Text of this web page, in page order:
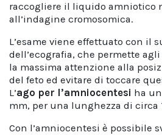
raccogliere il liquido amniotico
all’indagine cromosomica.
L’esame viene effettuato con il
dell’ecografia, che permette
la massima attenzione alla
del feto ed evitare di toccare
L’ago per l’amniocentesi ha
mm, per una lunghezza di circa
Con l’amniocentesi è possibile